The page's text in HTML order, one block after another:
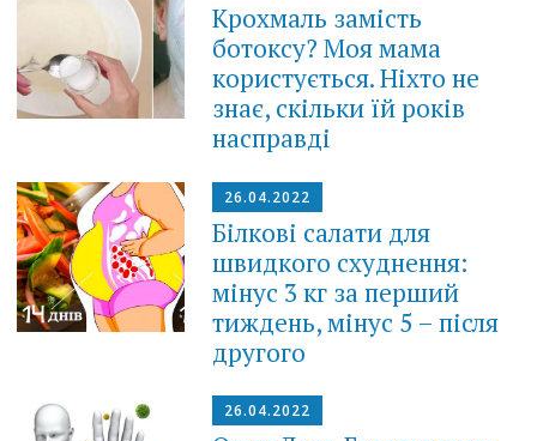
Крохмаль замість
ботоксу? Моя мама
користується. Ніхто не
знає, скільки їй років
насправді
26.04.2022
Білкові салати для
швидкого схуднення:
мінус 3 кг за перший
тиждень, мінус 5 – після
другого
26.04.2022